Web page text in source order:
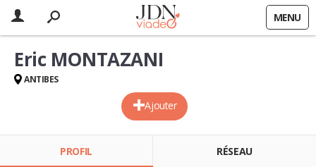
MENU
Ajouter
Eric MONTAZANI
ANTIBES
PROFIL RÉSEAU